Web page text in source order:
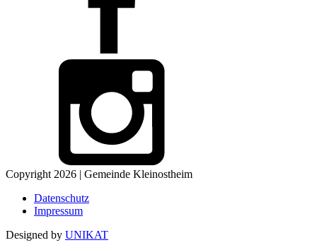
Copyright 2026 | Gemeinde Kleinostheim
Datenschutz
Impressum
Designed by UNIKAT